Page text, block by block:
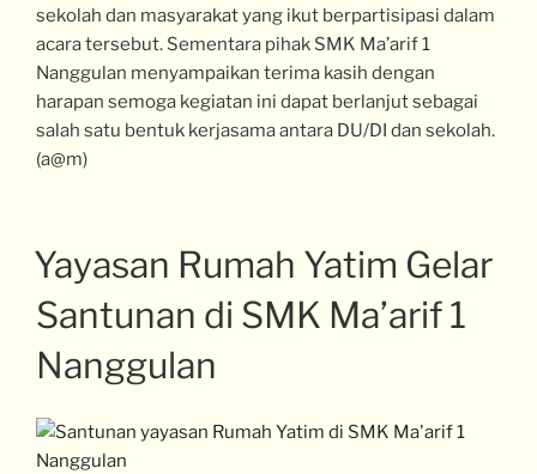
sekolah dan masyarakat yang ikut berpartisipasi dalam
acara tersebut. Sementara pihak SMK Ma’arif 1
Nanggulan menyampaikan terima kasih dengan
harapan semoga kegiatan ini dapat berlanjut sebagai
salah satu bentuk kerjasama antara DU/DI dan sekolah.
(a@m)
Yayasan Rumah Yatim Gelar
Santunan di SMK Ma’arif 1
Nanggulan